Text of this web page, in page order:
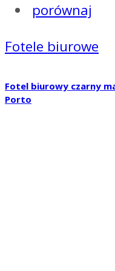
porównaj
Fotele biurowe
Fotel biurowy czarny
Porto